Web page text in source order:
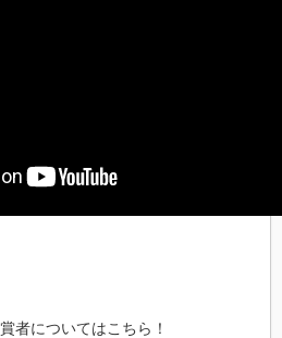
者についてはこちら！